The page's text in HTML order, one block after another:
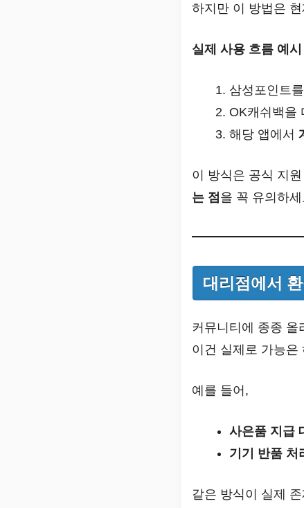
하지만 이 방법은 현
실제 사용 흐름 예시
삼성포인트를
OK캐쉬백을
해당 앱에서
이 방식은 공식 지
는 점 을 꼭 유의하세
대리점에서
커뮤니티에 종종 올
이건 실제로 가능은
예를 들어,
사은품 지급
기기 반품 처
같은 방식이 실제